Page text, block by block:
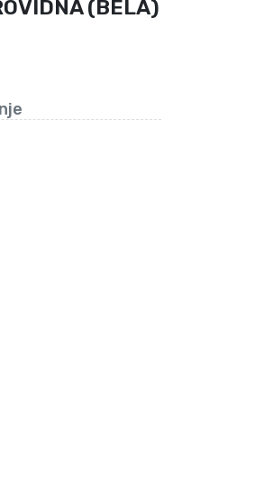
(BELA)